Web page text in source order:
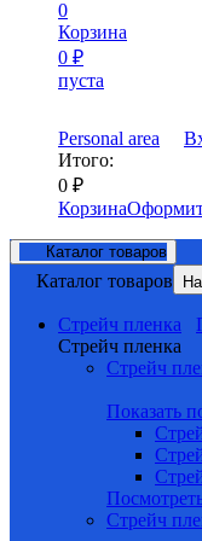
0
Корзина
0 ₽
пуста
Personal area
Итого:
0 ₽
Корзина
Каталог товаров
Каталог товаров
Стрейч пленка
Стрейч пленка
Стрейч
Показать
Стрейч